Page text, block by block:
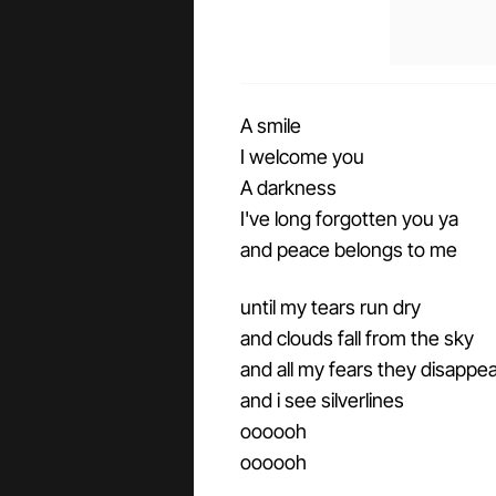
A smile
I welcome you
A darkness
I've long forgotten you ya
and peace belongs to me
until my tears run dry
and clouds fall from the sky
and all my fears they
and i see silverlines
oooooh
oooooh